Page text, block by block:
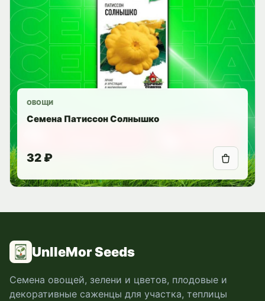
ОВОЩИ
Семена Патиссон Солнышко
32 ₽
UnlleMor Seeds
Семена овощей, зелени и цветов, плодовые и
декоративные саженцы для участка, теплицы